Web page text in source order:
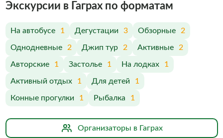
Экскурсии в Гаграх по форматам
На автобусе 1 Дегустации 3 Обзорные 2
Однодневные 2 Джип тур 2 Активные 2
Авторские 1 Застолье 1 На лодках 1
Активный отдых 1 Для детей 1
Конные прогулки 1 Рыбалка 1
Организаторы в Гаграх